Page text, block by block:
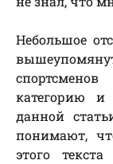
Небольшое
категорию и
данной
понимают,
этого